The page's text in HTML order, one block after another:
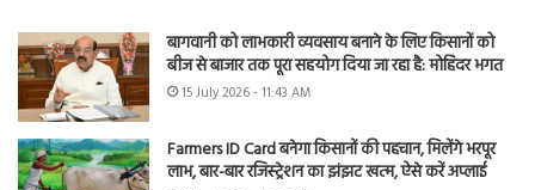
बागवानी को लाभकारी व्यवसाय बनाने के लिए किसानों को
बीज से बाजार तक पूरा सहयोग दिया जा रहा है: मोहिंदर भगत
15 July 2026 - 11:43 AM
Farmers ID Card बनेगा किसानों की पहचान, मिलेंगे भरपूर
लाभ, बार-बार रजिस्ट्रेशन का झंझट खत्म, ऐसे करें अप्लाई